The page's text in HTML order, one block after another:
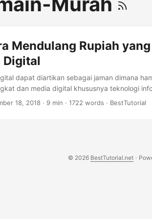
Mendulang Rupiah
Digital
dapat diartikan sebagai jaman dimana
dan media digital khususnya teknologi
merasakan bagaimana serunya hidup di
18, 2018 · 9 min · 1722 words · BestTutorial
© 2026 BestTutorial.net ·